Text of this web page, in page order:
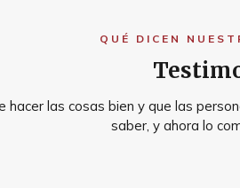
QUÉ DICEN
hacer las cosas bien y que las
saber, y ahora lo